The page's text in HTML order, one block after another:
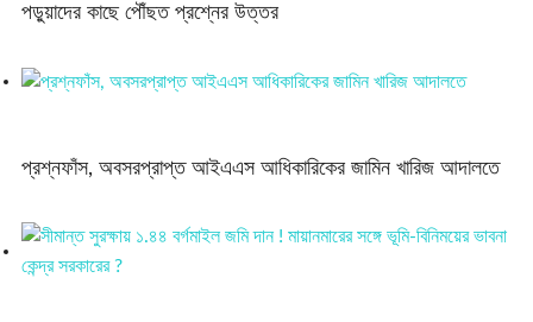
পড়ুয়াদের কাছে পৌঁছত প্রশ্নের উত্তর
প্রশ্নফাঁস, অবসরপ্রাপ্ত আইএএস আধিকারিকের জামিন খারিজ আদালতে